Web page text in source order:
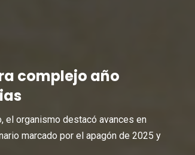
complejo año
el organismo destacó avances en
marcado por el apagón de 2025 y